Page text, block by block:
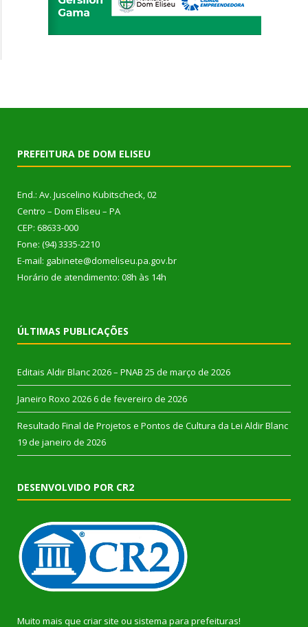
PREFEITURA DE DOM ELISEU
End.: Av. Juscelino Kubitscheck, 02
Centro – Dom Eliseu – PA
CEP: 68633-000
Fone: (94) 3335-2210
E-mail: gabinete@domeliseu.pa.gov.br
Horário de atendimento: 08h às 14h
ÚLTIMAS PUBLICAÇÕES
Editais Aldir Blanc 2026 – PNAB 25 de março de 2026
Janeiro Roxo 2026 6 de fevereiro de 2026
Resultado Final de Projetos e Pontos de Cultura da Lei Aldir Blanc
19 de janeiro de 2026
DESENVOLVIDO POR CR2
Muito mais que criar site ou sistema para prefeituras!